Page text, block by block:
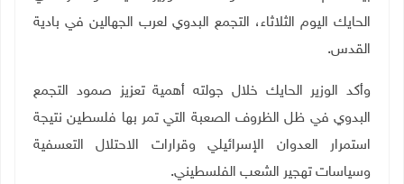
الحايك اليوم الثلاثاء، التجمع البدوي لعرب الجهالين في بادية
القدس.
وأكد الوزير الحايك خلال جولته أهمية تعزيز صمود التجمع
البدوي في ظل الظروف الصعبة التي تمر بها فلسطين نتيجة
استمرار العدوان الإسرائيلي وقرارات الاحتلال التعسفية
وسياسات تهجير الشعب الفلسطيني.